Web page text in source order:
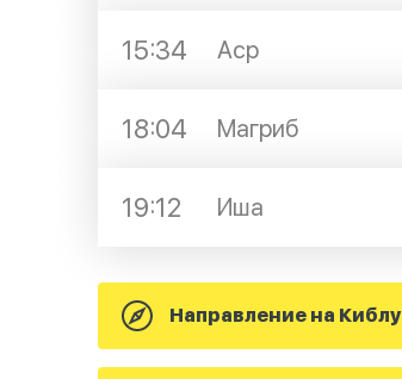
15:34 Аср
18:04 Магриб
19:12 Иша
Направление на Киблу